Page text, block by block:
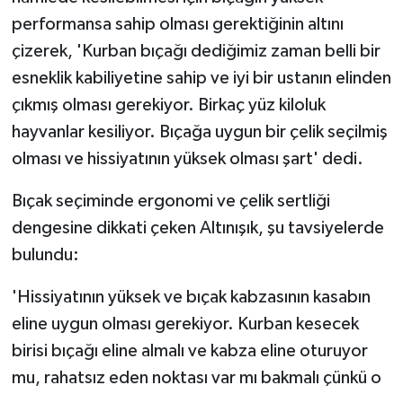
performansa sahip olması gerektiğinin altını
çizerek, 'Kurban bıçağı dediğimiz zaman belli bir
esneklik kabiliyetine sahip ve iyi bir ustanın elinden
çıkmış olması gerekiyor. Birkaç yüz kiloluk
hayvanlar kesiliyor. Bıçağa uygun bir çelik seçilmiş
olması ve hissiyatının yüksek olması şart' dedi.
Bıçak seçiminde ergonomi ve çelik sertliği
dengesine dikkati çeken Altınışık, şu tavsiyelerde
bulundu:
'Hissiyatının yüksek ve bıçak kabzasının kasabın
eline uygun olması gerekiyor. Kurban kesecek
birisi bıçağı eline almalı ve kabza eline oturuyor
mu, rahatsız eden noktası var mı bakmalı çünkü o